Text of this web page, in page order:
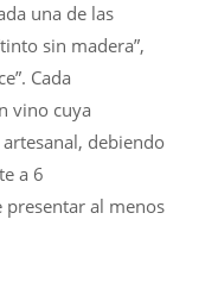
una de las
sin madera”,
Cada
vino cuya
debiendo
a 6
presentar al menos